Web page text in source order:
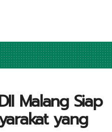
Malang Siap
yang